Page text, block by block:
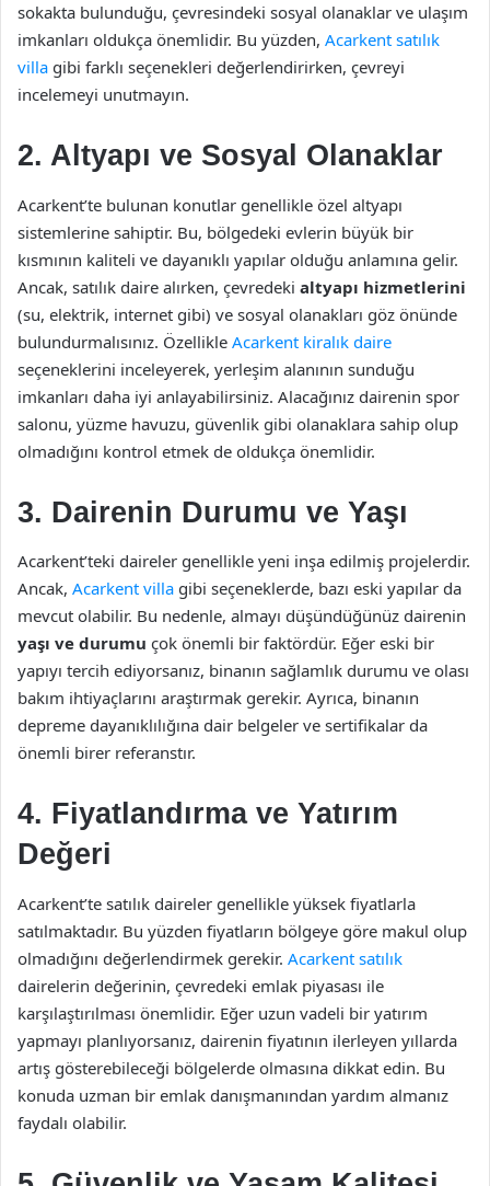
sokakta bulunduğu, çevresindeki sosyal olanaklar ve ulaşım
imkanları oldukça önemlidir. Bu yüzden, Acarkent satılık
villa gibi farklı seçenekleri değerlendirirken, çevreyi
incelemeyi unutmayın.
2. Altyapı ve Sosyal Olanaklar
Acarkent’te bulunan konutlar genellikle özel altyapı
sistemlerine sahiptir. Bu, bölgedeki evlerin büyük bir
kısmının kaliteli ve dayanıklı yapılar olduğu anlamına gelir.
Ancak, satılık daire alırken, çevredeki altyapı hizmetlerini
(su, elektrik, internet gibi) ve sosyal olanakları göz önünde
bulundurmalısınız. Özellikle Acarkent kiralık daire
seçeneklerini inceleyerek, yerleşim alanının sunduğu
imkanları daha iyi anlayabilirsiniz. Alacağınız dairenin spor
salonu, yüzme havuzu, güvenlik gibi olanaklara sahip olup
olmadığını kontrol etmek de oldukça önemlidir.
3. Dairenin Durumu ve Yaşı
Acarkent’teki daireler genellikle yeni inşa edilmiş projelerdir.
Ancak, Acarkent villa gibi seçeneklerde, bazı eski yapılar da
mevcut olabilir. Bu nedenle, almayı düşündüğünüz dairenin
yaşı ve durumu çok önemli bir faktördür. Eğer eski bir
yapıyı tercih ediyorsanız, binanın sağlamlık durumu ve olası
bakım ihtiyaçlarını araştırmak gerekir. Ayrıca, binanın
depreme dayanıklılığına dair belgeler ve sertifikalar da
önemli birer referanstır.
4. Fiyatlandırma ve Yatırım
Değeri
Acarkent’te satılık daireler genellikle yüksek fiyatlarla
satılmaktadır. Bu yüzden fiyatların bölgeye göre makul olup
olmadığını değerlendirmek gerekir. Acarkent satılık
dairelerin değerinin, çevredeki emlak piyasası ile
karşılaştırılması önemlidir. Eğer uzun vadeli bir yatırım
yapmayı planlıyorsanız, dairenin fiyatının ilerleyen yıllarda
artış gösterebileceği bölgelerde olmasına dikkat edin. Bu
konuda uzman bir emlak danışmanından yardım almanız
faydalı olabilir.